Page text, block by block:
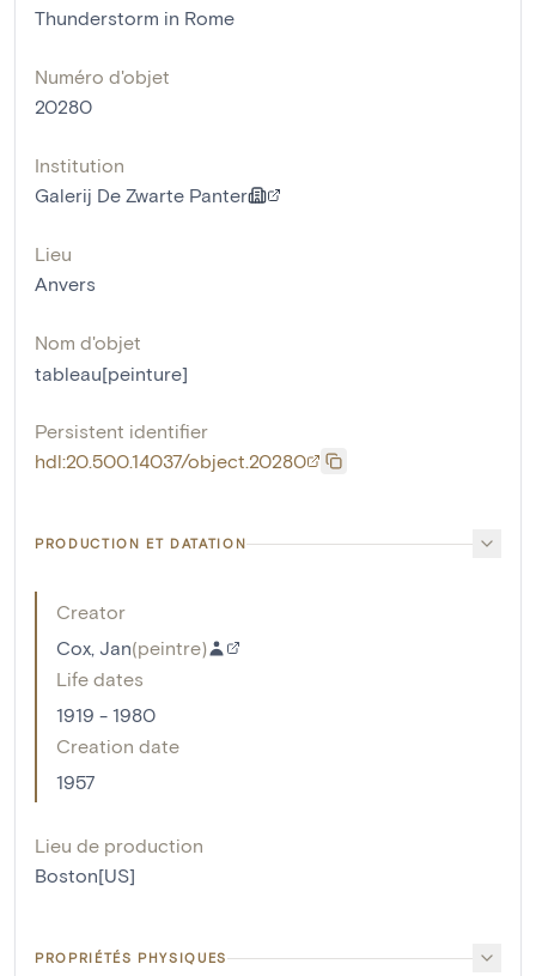
Thunderstorm in Rome
Numéro d'objet
20280
Institution
Galerij De Zwarte Panter
Lieu
Anvers
Nom d'objet
tableau[peinture]
Persistent identifier
hdl:20.500.14037/object.20280
PRODUCTION ET DATATION
Creator
Cox, Jan(peintre)
Life dates
1919 - 1980
Creation date
1957
Lieu de production
Boston[US]
PROPRIÉTÉS PHYSIQUES